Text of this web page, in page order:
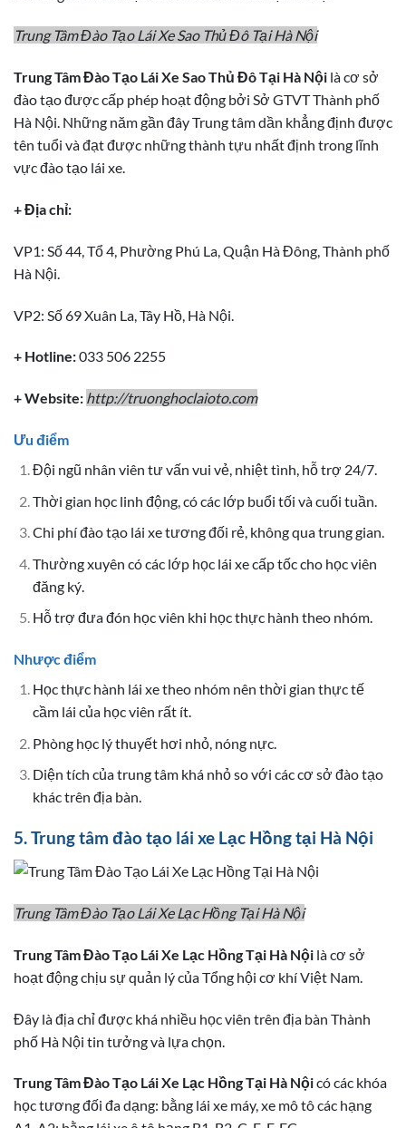
Trung Tâm Đào Tạo Lái Xe Sao Thủ Đô Tại Hà Nội
Trung Tâm Đào Tạo Lái Xe Sao Thủ Đô Tại Hà Nội là cơ sở
đào tạo được cấp phép hoạt động bởi Sở GTVT Thành phố
Hà Nội. Những năm gần đây Trung tâm dần khẳng định được
tên tuổi và đạt được những thành tựu nhất định trong lĩnh
vực đào tạo lái xe.
+ Địa chỉ:
VP1: Số 44, Tổ 4, Phường Phú La, Quận Hà Đông, Thành phố
Hà Nội.
VP2: Số 69 Xuân La, Tây Hồ, Hà Nội.
+ Hotline:033 506 2255
+ Website: http://truonghoclaioto.com
Ưu điểm
Đội ngũ nhân viên tư vấn vui vẻ, nhiệt tình, hỗ trợ 24/7.
Thời gian học linh động, có các lớp buổi tối và cuối tuần.
Chi phí đào tạo lái xe tương đối rẻ, không qua trung gian.
Thường xuyên có các lớp học lái xe cấp tốc cho học viên
đăng ký.
Hỗ trợ đưa đón học viên khi học thực hành theo nhóm.
Nhược điểm
Học thực hành lái xe theo nhóm nên thời gian thực tế
cầm lái của học viên rất ít.
Phòng học lý thuyết hơi nhỏ, nóng nực.
Diện tích của trung tâm khá nhỏ so với các cơ sở đào tạo
khác trên địa bàn.
5. Trung tâm đào tạo lái xe Lạc Hồng tại Hà Nội
Trung Tâm Đào Tạo Lái Xe Lạc Hồng Tại Hà Nội
Trung Tâm Đào Tạo Lái Xe Lạc Hồng Tại Hà Nội là cơ sở
hoạt động chịu sự quản lý của Tổng hội cơ khí Việt Nam.
Đây là địa chỉ được khá nhiều học viên trên địa bàn Thành
phố Hà Nội tin tưởng và lựa chọn.
Trung Tâm Đào Tạo Lái Xe Lạc Hồng Tại Hà Nộicó các khóa
học tương đối đa dạng: bằng lái xe máy, xe mô tô các hạng